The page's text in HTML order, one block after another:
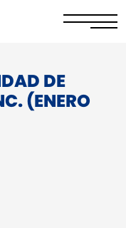
DE
(ENERO